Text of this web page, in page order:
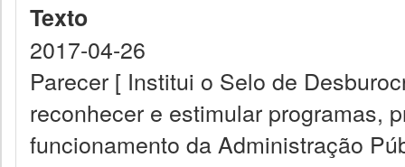
Texto
2017-04-26
Parecer [ Institui o Selo de
reconhecer e estimular programas,
funcionamento da Administração